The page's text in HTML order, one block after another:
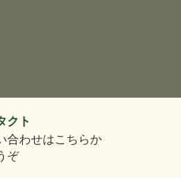
クト
合わせはこちらか
ぞ